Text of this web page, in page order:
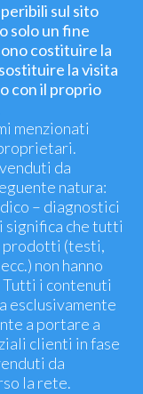
sul sito
solo un fine
costituire la
la visita
con il proprio
menzionati
da
natura:
– diagnostici
significa che tutti
prodotti (testi,
non hanno
i contenuti
esclusivamente
a portare a
clienti in fase
da
la rete.